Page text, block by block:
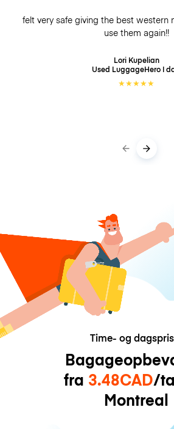
felt very safe giving the best western
use them again!!
Lori Kupelian
Used LuggageHero I
★★★★★
Time- og
fra 3.48CAD/
Montreal